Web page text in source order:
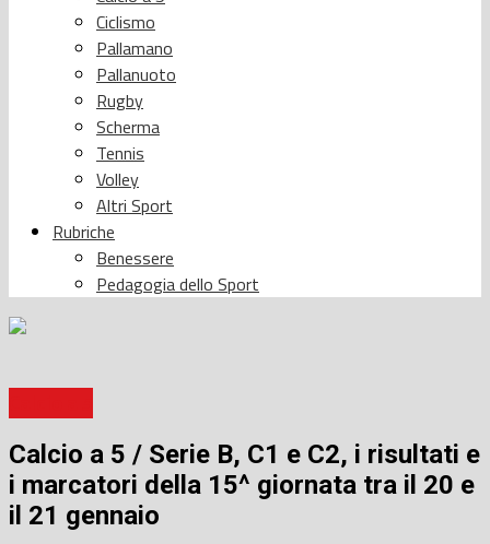
Ciclismo
Pallamano
Pallanuoto
Rugby
Scherma
Tennis
Volley
Altri Sport
Rubriche
Benessere
Pedagogia dello Sport
Calcio a 5 / Serie B, C1 e C2, i risultati e
i marcatori della 15^ giornata tra il 20 e
il 21 gennaio